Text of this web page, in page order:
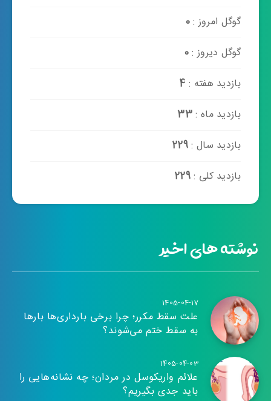
گوگل امروز :0
گوگل دیروز :0
بازدید هفته : 4
بازدید ماه :33
بازدید سال :229
بازدید کلی :229
نوشته های اخیر
1405-04-17
علت سقط مکرر؛ چرا برخی بارداری‌ها بارها
به سقط ختم می‌شوند؟
1405-04-03
علائم واریکوسل در مردان؛ چه نشانه‌هایی را
باید جدی بگیریم؟